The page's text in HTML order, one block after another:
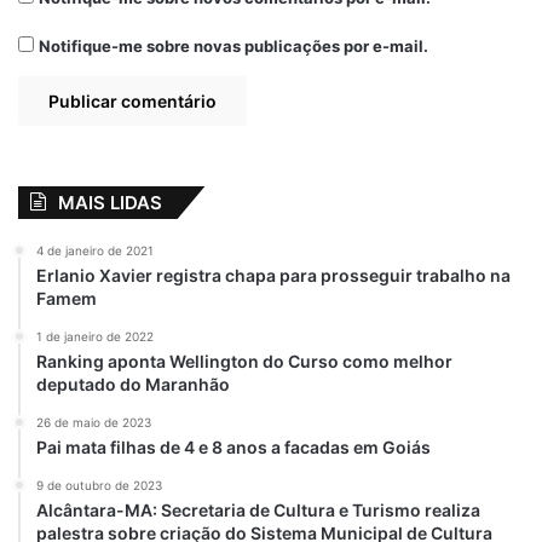
View this post on Instagram
A post shared by Nivaldo Araújo (@nivaldoaraujo_)
Relacionado
Clamor pela Pátria
2023 reúne
reúne milhares de
Notifique-me sobre novas publicações por e-mail.
MAIS LIDAS
4 de janeiro de 2021
Erlanio Xavier registra chapa para prosseguir trabalho na
Famem
1 de janeiro de 2022
Ranking aponta Wellington do Curso como melhor
deputado do Maranhão
26 de maio de 2023
Pai mata filhas de 4 e 8 anos a facadas em Goiás
9 de outubro de 2023
Alcântara-MA: Secretaria de Cultura e Turismo realiza
palestra sobre criação do Sistema Municipal de Cultura